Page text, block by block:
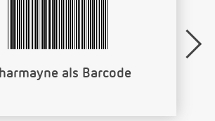
Charmayne als